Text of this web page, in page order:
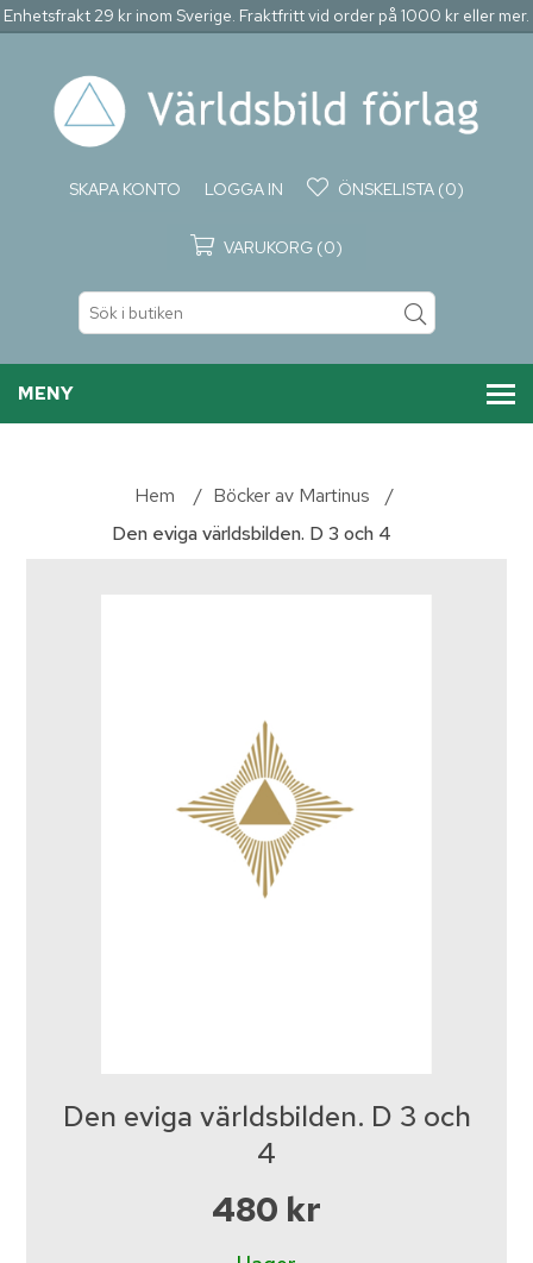
Enhetsfrakt 29 kr inom Sverige. Fraktfritt vid order på 1000 kr eller mer.
SKAPA KONTO LOGGA IN ÖNSKELISTA (0)
VARUKORG (0)
MENY
Hem / Böcker av Martinus
/
Den eviga världsbilden. D 3 och 4
Den eviga världsbilden. D 3 och
4
480 kr